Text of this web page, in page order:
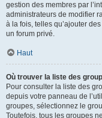
gestion des membres par
administrateurs de modifier
à la fois, telles qu’ajouter
un forum privé.
Haut
Où trouver la liste des
Pour consulter la liste des
depuis votre panneau de
groupes, sélectionnez le
Toutefois, tous les groupes